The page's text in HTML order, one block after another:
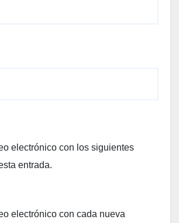
electrónico con los siguientes
entrada.
electrónico con cada nueva